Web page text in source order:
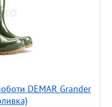
DEMAR Grander